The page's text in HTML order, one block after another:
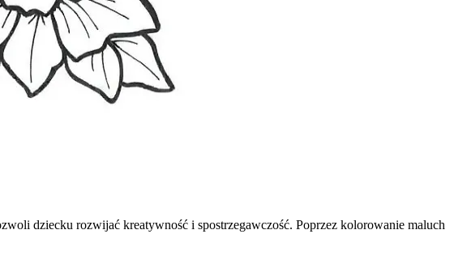
dziecku rozwijać kreatywność i spostrzegawczość. Poprzez kolorowanie maluch